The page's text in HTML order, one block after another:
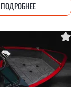
ПОДРОБНЕЕ